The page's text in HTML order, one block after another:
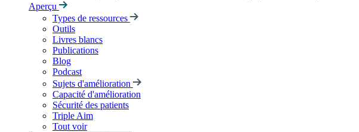
Aperçu
Types de ressources
Outils
Livres blancs
Publications
Blog
Podcast
Sujets d'amélioration
Capacité d'amélioration
Sécurité des patients
Triple Aim
Tout voir